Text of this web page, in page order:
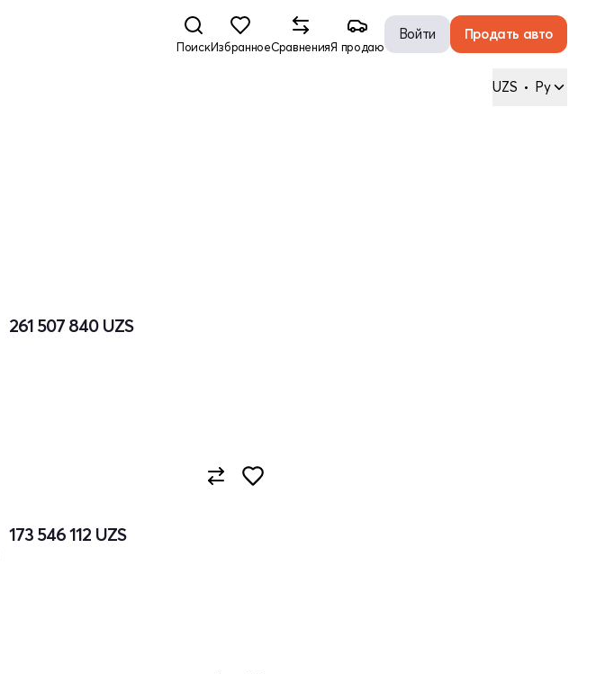
ПоискИзбранноеСравненияЯ продаю
Войти Продать авто
UZS • Ру
261 507 840 UZS
173 546 112 UZS